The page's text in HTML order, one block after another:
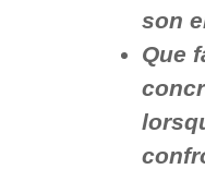
son
Que